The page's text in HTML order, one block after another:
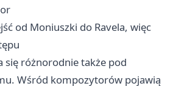
od Moniuszki do Ravela, więc
się różnorodnie także pod
Wśród kompozytorów pojawią